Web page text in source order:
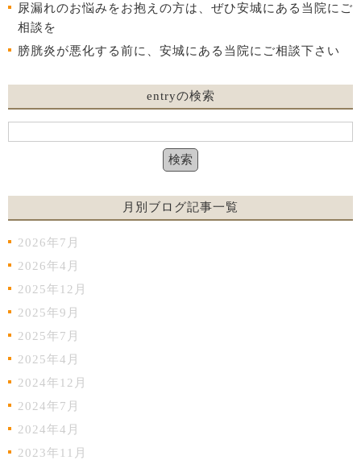
尿漏れのお悩みをお抱えの方は、ぜひ安城にある当院にご
相談を
膀胱炎が悪化する前に、安城にある当院にご相談下さい
entryの検索
月別ブログ記事一覧
2026年7月
2026年4月
2025年12月
2025年9月
2025年7月
2025年4月
2024年12月
2024年7月
2024年4月
2023年11月